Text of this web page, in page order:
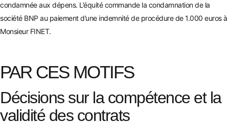
condamnée aux dépens. L’équité commande la condamnation de la
société BNP au paiement d’une indemnité de procédure de 1.000 euros à
Monsieur FINET.
PAR CES MOTIFS
Décisions sur la compétence et la
validité des contrats